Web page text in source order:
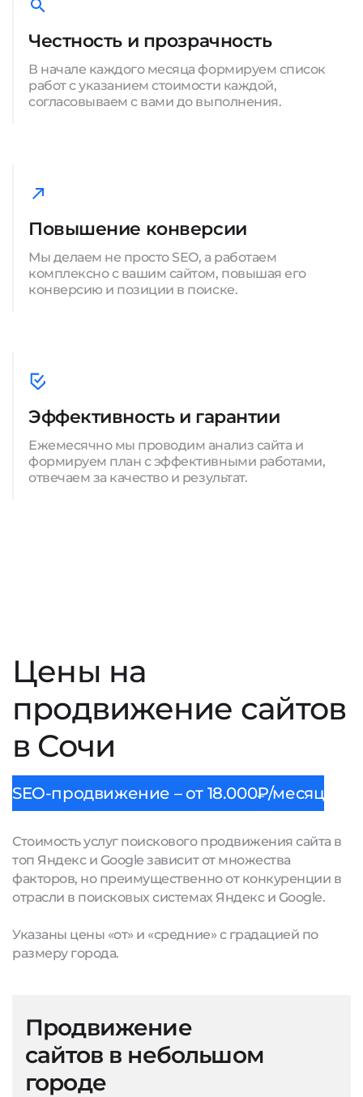
Честность и прозрачность
В начале каждого месяца формируем список
работ с указанием стоимости каждой,
согласовываем с вами до выполнения.
Повышение конверсии
Мы делаем не просто SEO, а работаем
комплексно с вашим сайтом, повышая его
конверсию и позиции в поиске.
Эффективность и гарантии
Ежемесячно мы проводим анализ сайта и
формируем план с эффективными работами,
отвечаем за качество и результат.
Цены на
продвижение сайтов
в Сочи
SEO-продвижение – от 18.000₽/месяц
Стоимость услуг поискового продвижения сайта в
топ Яндекс и Google зависит от множества
факторов, но преимущественно от конкуренции в
отрасли в поисковых системах Яндекс и Google.
Указаны цены «от» и «средние» с градацией по
размеру города.
Продвижение
сайтов в небольшом
городе